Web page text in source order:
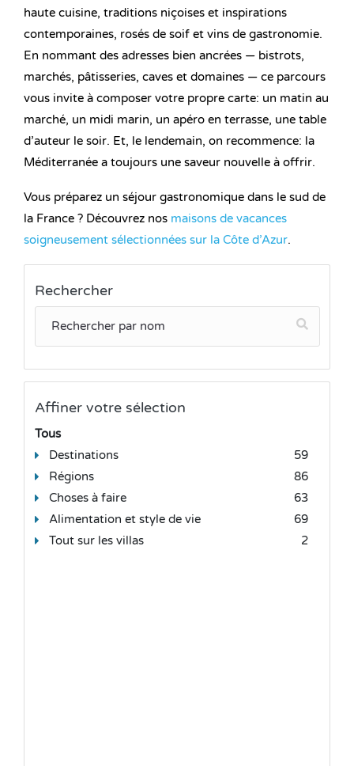
haute cuisine, traditions niçoises et inspirations
contemporaines, rosés de soif et vins de gastronomie.
En nommant des adresses bien ancrées — bistrots,
marchés, pâtisseries, caves et domaines — ce parcours
vous invite à composer votre propre carte: un matin au
marché, un midi marin, un apéro en terrasse, une table
d’auteur le soir. Et, le lendemain, on recommence: la
Méditerranée a toujours une saveur nouvelle à offrir.
Vous préparez un séjour gastronomique dans le sud de
la France ? Découvrez nos maisons de vacances
soigneusement sélectionnées sur la Côte d’Azur.
Rechercher
Affiner votre sélection
Tous
Destinations
59
Régions
86
Choses à faire
63
Alimentation et style de vie
69
Tout sur les villas
2